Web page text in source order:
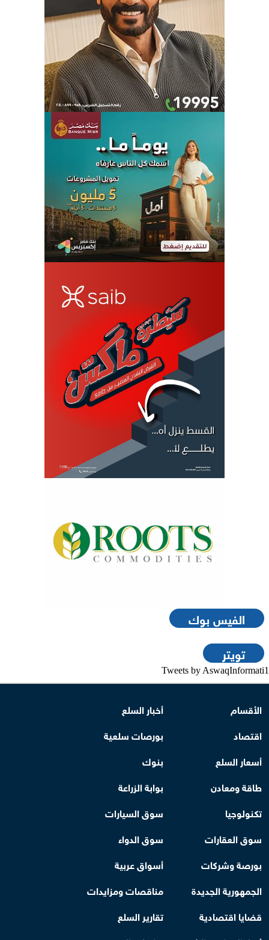
الفيس بوك
تويتر
Tweets by AswaqInformati1
الأقسام
أخبار السلع
اقتصاد
بورصات سلعية
أسعار السلع
بنوك
طاقة ومعادن
بوابة الزراعة
تكنولوجيا
سوق السيارات
سوق العقارات
سوق الدواء
بورصة وشركات
أسواق عربية
الجمهورية الجديدة
مناقصات ومزايدات
قضايا اقتصادية
تقارير السلع